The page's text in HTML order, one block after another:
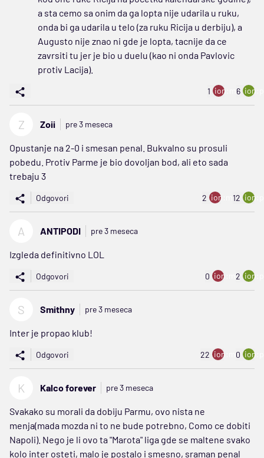
a sta cemo sa onim da ga lopta nije udarila u ruku,
onda bi ga udarila u telo (za ruku Ricija u derbiju), a
Augusto nije znao ni gde je lopta, tacnije da ce
zavrsiti tu jer je bio u duelu (kao ni onda Pavlovic
protiv Lacija).
1 ion:minus
6
Z Zoii pre 3 meseca
Opustanje na 2-0 i smesan penal. Bukvalno su prosuli
pobedu. Protiv Parme je bio dovoljan bod, ali eto sada
trebaju 3
Odgovori 2 ion:minus
12
A ANTIPODI pre 3 meseca
Izgleda definitivno LOL
Odgovori 0 ion:minus
2
S Smithny pre 3 meseca
Inter je propao klub!
Odgovori 22 ion:minus
0
K Kalco forever pre 3 meseca
Svakako su morali da dobiju Parmu, ovo nista ne
menja(mada mozda ni to ne bude potrebno, Como ce dobiti
Napoli). Nego je li ovo ta "Marota" liga gde se maltene svako
kolo inter osteti, malo je postalo i smesno, sraman penal